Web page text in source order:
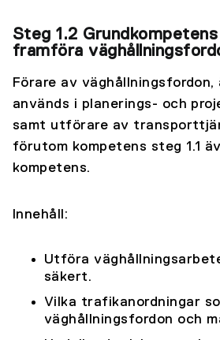
Steg 1.2
framföra
Förare av väghållningsfordon,
används i planerings- och
samt utförare av
förutom kompetens steg 1.1
kompetens.
Innehåll:
Utföra
säkert.
Vilka trafikanordningar
väghållningsfordon och